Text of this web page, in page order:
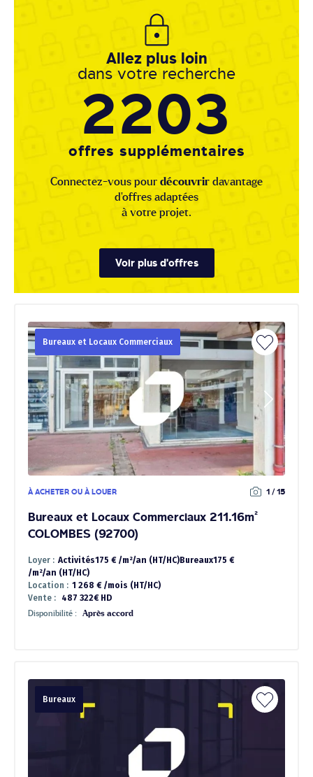
Allez plus loin
dans votre recherche
2203
offres supplémentaires
Connectez-vous pour découvrir davantage
d'offres adaptées
à votre projet.
Voir plus d'offres
Bureaux et Locaux Commerciaux
À ACHETER OU À LOUER 1 / 15
Bureaux et Locaux Commerciaux 211.16m²
COLOMBES (92700)
Loyer : Activités175 € /m²/an (HT/HC)Bureaux175 €
/m²/an (HT/HC)
Location : 1 268 € /mois (HT/HC)
Vente :
487 322€ HD
Disponibilité : Après accord
Bureaux